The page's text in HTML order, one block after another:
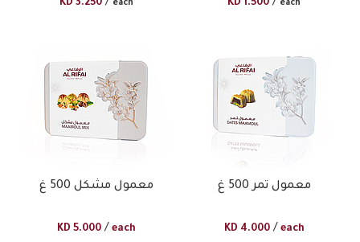
KD 3.250 / each KD 1.500 / each
معمول مشكل 500 غ
KD 5.000 / each
معمول تمر 500 غ
KD 4.000 / each